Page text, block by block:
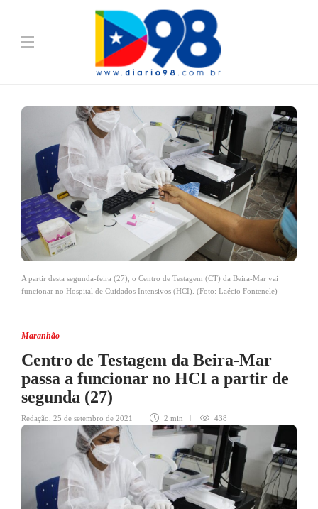
A partir desta segunda-feira (27), o Centro de Testagem (CT) da Beira-Mar vai
funcionar no Hospital de Cuidados Intensivos (HCI). (Foto: Laécio Fontenele)
Maranhão
Centro de Testagem da Beira-Mar
passa a funcionar no HCI a partir de
segunda (27)
Redação 25 de setembro de 2021 2 min 438